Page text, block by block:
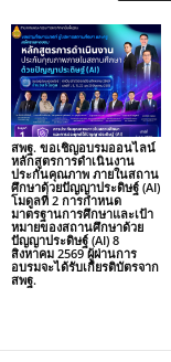
สพฐ. ขอเชิญอบรมออนไลน์
หลักสูตรการดำเนินงาน
ประกันคุณภาพ ภายในสถาน
ศึกษาด้วยปัญญาประดิษฐ์ (AI)
โมดูลที่ 2 การกำหนด
มาตรฐานการศึกษาและเป้า
หมายของสถานศึกษาด้วย
ปัญญาประดิษฐ์ (AI) 8
สิงหาคม 2569 ผู้ผ่านการ
อบรมจะได้รับเกียรติบัตรจาก
สพฐ.